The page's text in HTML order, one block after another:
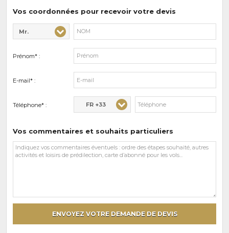
Vos coordonnées pour recevoir votre devis
Civilité* :
Mr.
Nom* :
Prénom* :
E-mail* :
Téléphone* : FR +33
Vos commentaires et souhaits particuliers
Vos
commentaires
ENVOYEZ VOTRE DEMANDE DE DEVIS